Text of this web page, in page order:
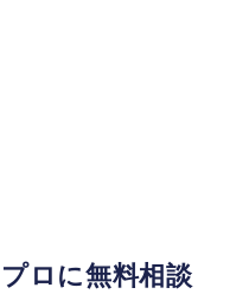
ロに無料相談